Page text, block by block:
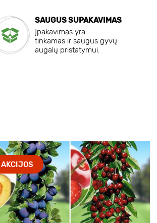
SAUGUS SUPAKAVIMAS
Įpakavimas yra
tinkamas ir saugus gyvų
augalų pristatymui.
AKCIJOS